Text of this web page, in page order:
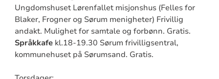
Ungdomshuset Lørenfallet misjonshus (Felles for
Blaker, Frogner og Sørum menigheter) Frivillig
andakt. Mulighet for samtale og forbønn. Gratis.
Språkkafekl.18-19.30 Sørum frivilligsentral,
kommunehuset på Sørumsand. Gratis.